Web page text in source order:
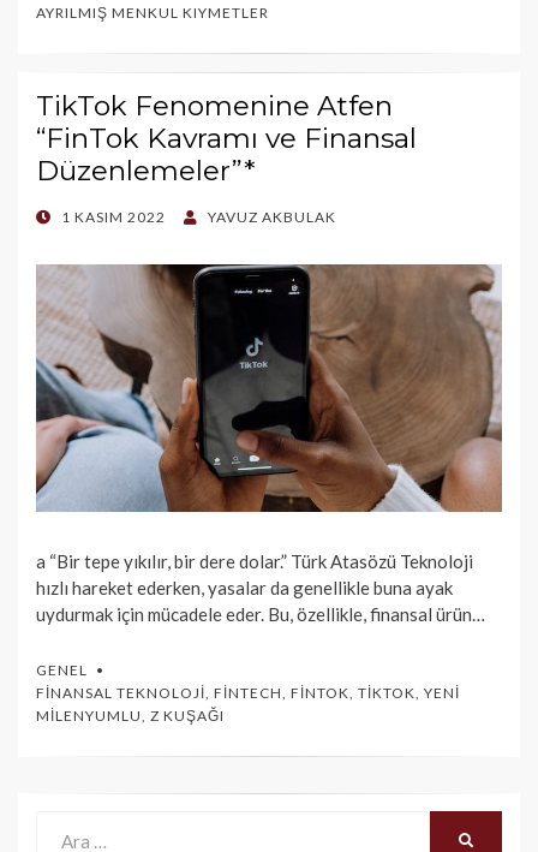
AYRILMIŞ MENKUL KIYMETLER
TikTok Fenomenine Atfen
“FinTok Kavramı ve Finansal
Düzenlemeler”*
POSTED
1 KASIM 2022 YAVUZ AKBULAK
a “Bir tepe yıkılır, bir dere dolar.” Türk Atasözü Teknoloji
hızlı hareket ederken, yasalar da genellikle buna ayak
uydurmak için mücadele eder. Bu, özellikle, finansal ürün…
GENEL
FINANSAL TEKNOLOJI FINTECH FINTOK TIKTOK YENI
MILENYUMLU Z KUŞAĞI